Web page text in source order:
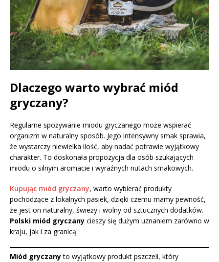
Dlaczego warto wybrać miód
gryczany?
Regularne spożywanie miodu gryczanego może wspierać
organizm w naturalny sposób. Jego intensywny smak sprawia,
że wystarczy niewielka ilość, aby nadać potrawie wyjątkowy
charakter. To doskonała propozycja dla osób szukających
miodu o silnym aromacie i wyraźnych nutach smakowych.
Kupując miód gryczany, warto wybierać produkty
pochodzące z lokalnych pasiek, dzięki czemu mamy pewność,
że jest on naturalny, świeży i wolny od sztucznych dodatków.
Polski miód gryczany cieszy się dużym uznaniem zarówno w
kraju, jak i za granicą.
Miód gryczanyto wyjątkowy produkt pszczeli, który